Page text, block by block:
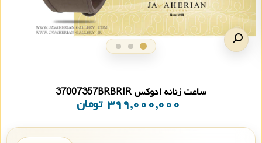
ساعت زنانه ادوکس 37007357BRBRIR
۳۹۹,۰۰۰,۰۰۰ تومان